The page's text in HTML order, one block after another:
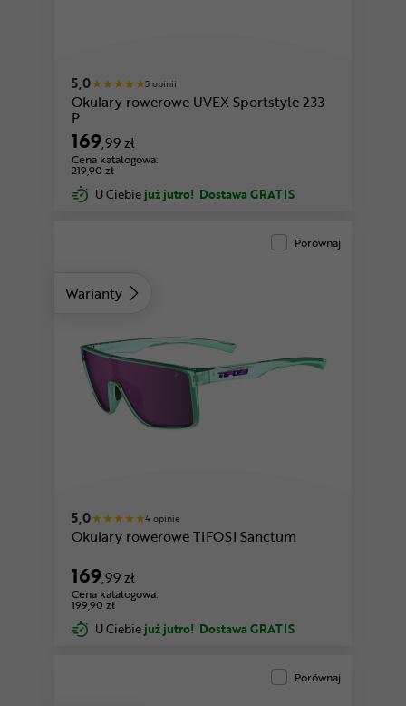
5,0 5 opinii
Okulary rowerowe UVEX Sportstyle 233
P
169,99 zł
Cena katalogowa:
219,90 zł
U Ciebie już jutro! Dostawa GRATIS
Warianty
Porównaj
5,0 4 opinie
Okulary rowerowe TIFOSI Sanctum
169,99 zł
Cena katalogowa:
199,90 zł
U Ciebie już jutro! Dostawa GRATIS
Porównaj